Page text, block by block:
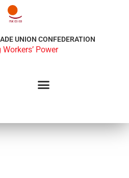
UNION CONFEDERATION
Power